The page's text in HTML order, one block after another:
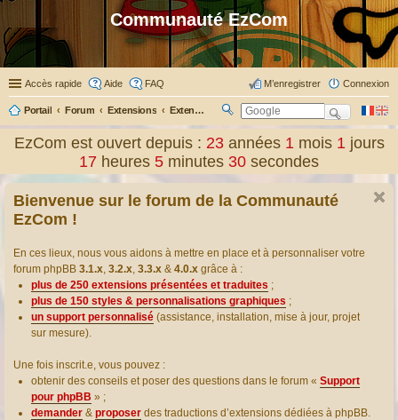
Communauté EzCom
Accès rapide Aide FAQ Connexion
M’enregistrer
Portail Forum Extensions Extensions présentées & traduites
ch
er
EzCom est ouvert depuis : 23 années1 mois1 jours
17 heures 5 minutes 30 secondes
Bienvenue sur le forum de la Communauté
EzCom !
En ces lieux, nous vous aidons à mettre en place et à personnaliser votre
forum phpBB 3.1.x, 3.2.x, 3.3.x & 4.0.x grâce à :
plus de 250 extensions présentées et traduites ;
plus de 150 styles & personnalisations graphiques ;
un support personnalisé (assistance, installation, mise à jour, projet
sur mesure).
Une fois inscrit.e, vous pouvez :
obtenir des conseils et poser des questions dans le forum « Support
pour phpBB » ;
demander & proposer des traductions d’extensions dédiées à phpBB.